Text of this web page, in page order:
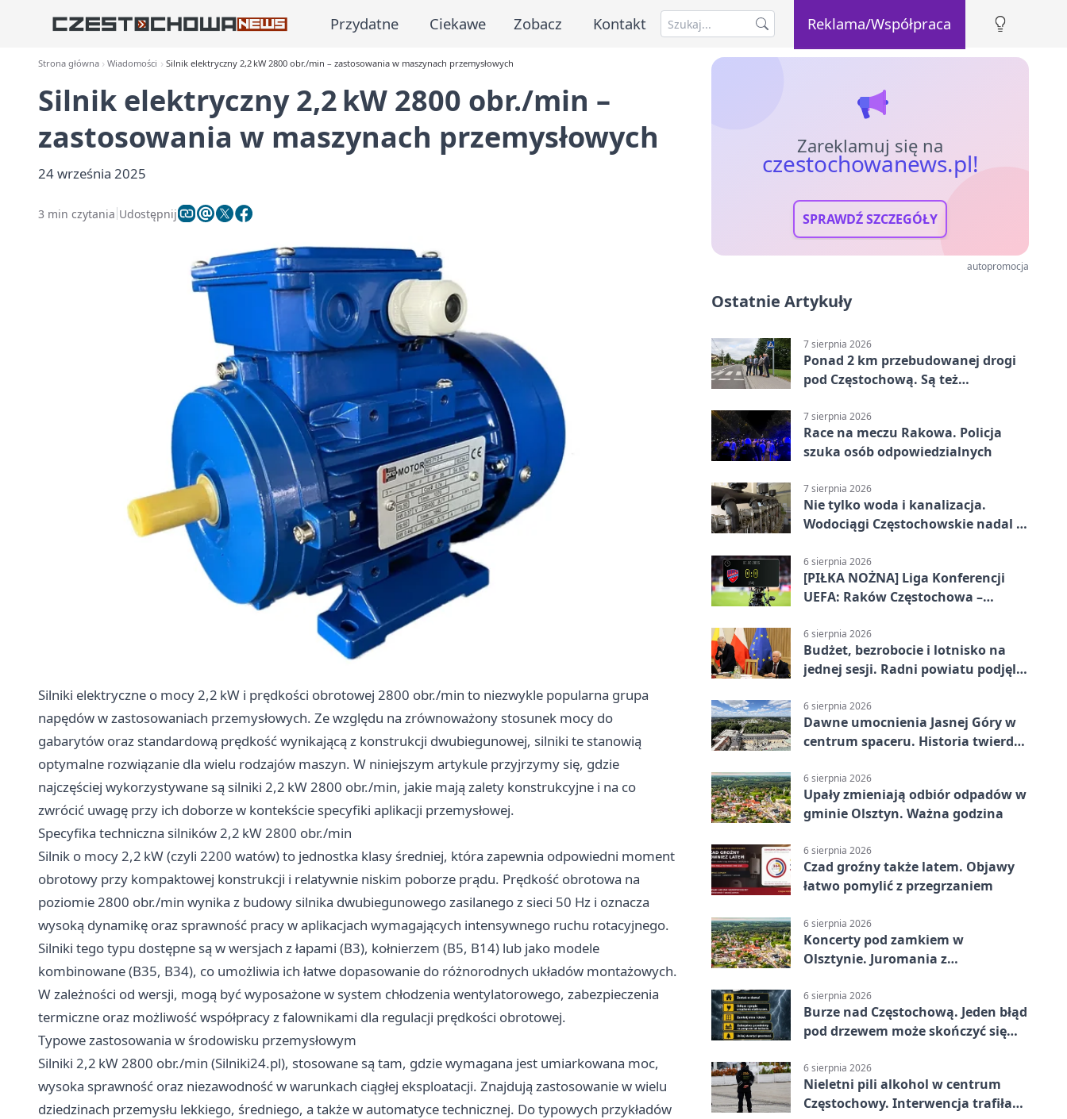
Przydatne Ciekawe Zobacz Kontakt Reklama/Współpraca
Strona główna Wiadomości Silnik elektryczny 2,2 kW 2800 obr./min – zastosowania w maszynach przemysłowych
Silnik elektryczny 2,2 kW 2800 obr./min –
zastosowania w maszynach przemysłowych
24 września 2025
3 min czytania Udostępnij
Silniki elektryczne o mocy 2,2 kW i prędkości obrotowej 2800 obr./min to niezwykle popularna grupa
napędów w zastosowaniach przemysłowych. Ze względu na zrównoważony stosunek mocy do
gabarytów oraz standardową prędkość wynikającą z konstrukcji dwubiegunowej, silniki te stanowią
optymalne rozwiązanie dla wielu rodzajów maszyn. W niniejszym artykule przyjrzymy się, gdzie
najczęściej wykorzystywane są silniki 2,2 kW 2800 obr./min, jakie mają zalety konstrukcyjne i na co
zwrócić uwagę przy ich doborze w kontekście specyfiki aplikacji przemysłowej.
Specyfika techniczna silników 2,2 kW 2800 obr./min
Silnik o mocy 2,2 kW (czyli 2200 watów) to jednostka klasy średniej, która zapewnia odpowiedni moment
obrotowy przy kompaktowej konstrukcji i relatywnie niskim poborze prądu. Prędkość obrotowa na
poziomie 2800 obr./min wynika z budowy silnika dwubiegunowego zasilanego z sieci 50 Hz i oznacza
wysoką dynamikę oraz sprawność pracy w aplikacjach wymagających intensywnego ruchu rotacyjnego.
Silniki tego typu dostępne są w wersjach z łapami (B3), kołnierzem (B5, B14) lub jako modele
kombinowane (B35, B34), co umożliwia ich łatwe dopasowanie do różnorodnych układów montażowych.
W zależności od wersji, mogą być wyposażone w system chłodzenia wentylatorowego, zabezpieczenia
termiczne oraz możliwość współpracy z falownikami dla regulacji prędkości obrotowej.
Typowe zastosowania w środowisku przemysłowym
Silniki 2,2 kW 2800 obr./min (Silniki24.pl), stosowane są tam, gdzie wymagana jest umiarkowana moc,
wysoka sprawność oraz niezawodność w warunkach ciągłej eksploatacji. Znajdują zastosowanie w wielu
dziedzinach przemysłu lekkiego, średniego, a także w automatyce technicznej. Do typowych przykładów
Zareklamuj się na
czestochowanews.pl!
SPRAWDŹ SZCZEGÓŁY
autopromocja
Ostatnie Artykuły
7 sierpnia 2026
Ponad 2 km przebudowanej drogi
pod Częstochową. Są też
7 sierpnia 2026
Race na meczu Rakowa. Policja
szuka osób odpowiedzialnych
7 sierpnia 2026
Nie tylko woda i kanalizacja.
Wodociągi Częstochowskie nadal w
6 sierpnia 2026
[PIŁKA NOŻNA] Liga Konferencji
UEFA: Raków Częstochowa –
meczu III rundy eliminacji
6 sierpnia 2026
Budżet, bezrobocie i lotnisko na
jednej sesji. Radni powiatu podjęli
6 sierpnia 2026
Dawne umocnienia Jasnej Góry w
centrum spaceru. Historia twierdzy
6 sierpnia 2026
Upały zmieniają odbiór odpadów w
gminie Olsztyn. Ważna godzina
6 sierpnia 2026
Czad groźny także latem. Objawy
łatwo pomylić z przegrzaniem
6 sierpnia 2026
Koncerty pod zamkiem w
Olsztynie. Juromania z
6 sierpnia 2026
Burze nad Częstochową. Jeden błąd
pod drzewem może skończyć się
6 sierpnia 2026
Nieletni pili alkohol w centrum
Częstochowy. Interwencja trafiła